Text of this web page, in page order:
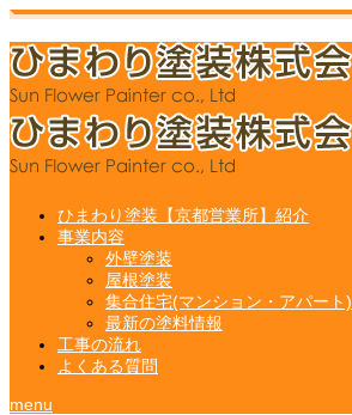
ひまわり塗装【京都営業所】紹介
事業内容
外壁塗装
屋根塗装
集合住宅(マンション・アパート)
最新の塗料情報
工事の流れ
よくある質問
menu